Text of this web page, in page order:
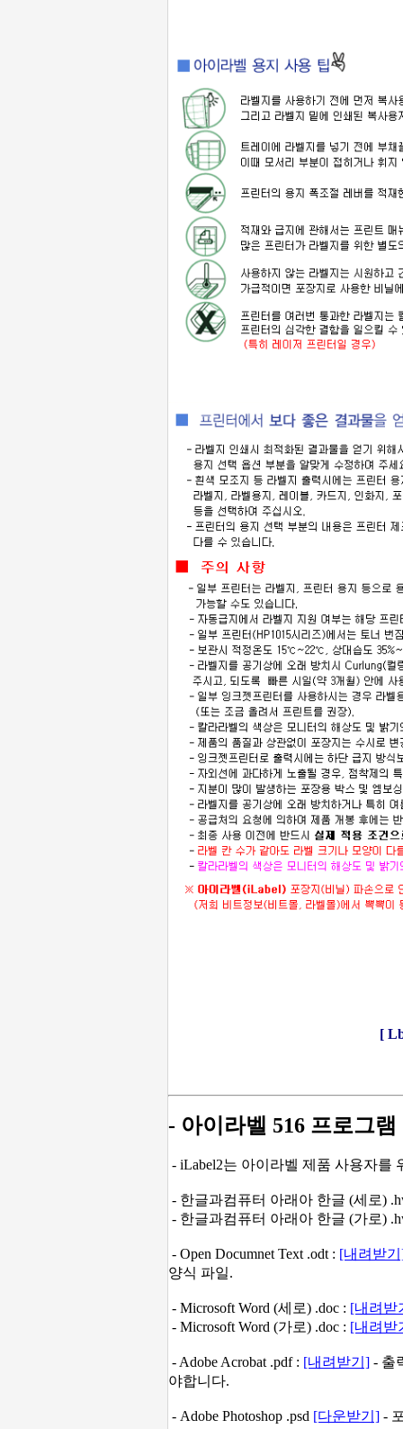
[
- 아이라벨 516 프로그
- iLabel2는 아이라벨 제품 사용자
- 한글과컴퓨터 아래아 한글 (세로)
- 한글과컴퓨터 아래아 한글 (가로)
- Open Documnet Text .odt : [내려받
양식 파일.
- Microsoft Word (세로) .doc : [내려받
- Microsoft Word (가로) .doc : [내려받
- Adobe Acrobat .pdf : [내려받기] - 출
야합니다.
- Adobe Photoshop .psd [다운받기] -